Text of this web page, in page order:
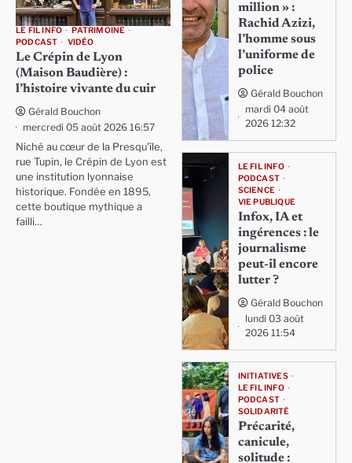
LE FIL INFO
PATRIMOINE
PODCAST
VIDÉO
Le Crépin de Lyon
(Maison Baudière) :
l’histoire vivante du cuir
Gérald Bouchon
mercredi 05 août 2026 16:57
Niché au cœur de la Presqu'île,
rue Tupin, le Crépin de Lyon est
une institution lyonnaise
historique. Fondée en 1895,
cette boutique mythique a
failli…
million » :
Rachid Azizi,
l’homme sous
l’uniforme de
police
Gérald Bouchon
mardi 04 août
2026 12:32
LE FIL INFO
PODCAST
SCIENCE
VIE PUBLIQUE
Infox, IA et
ingérences : le
journalisme
peut-il encore
lutter ?
Gérald Bouchon
lundi 03 août
2026 11:54
INITIATIVES
LE FIL INFO
PODCAST
SOLIDARITÉ
Précarité,
canicule,
solitude :